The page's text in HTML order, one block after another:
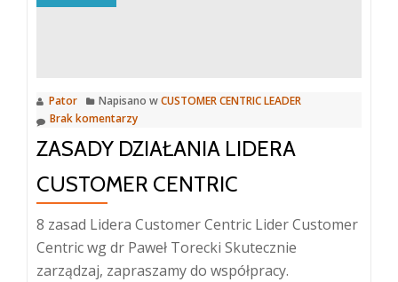
Pator Napisano wCUSTOMER CENTRIC LEADER
Brak komentarzy
ZASADY DZIAŁANIA LIDERA
CUSTOMER CENTRIC
8 zasad Lidera Customer Centric Lider Customer
Centric wg dr Paweł Torecki Skutecznie
zarządzaj, zapraszamy do współpracy.